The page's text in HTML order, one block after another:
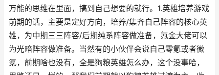
万能的思维在里面，搞到自己想要的就行。1.英雄培养游戏
前期的话，主要是定好方向，培养/集齐自己阵容的核心英
雄，为中期三三阵容/后期纯系阵容做准备，氪金大佬可以
为光暗阵容做准备。当然有的小伙伴会说自己零氪或者微
氪，前期啥也没有，全是狗粮英雄怎么办，这个没事哈，